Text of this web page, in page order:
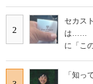
2
セカス
は……
に「こ
「知っ